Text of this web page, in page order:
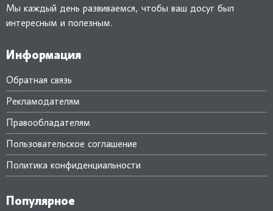
Мы каждый день развиваемся, чтобы ваш досуг был
интересным и полезным.
Информация
Обратная связь
Рекламодателям
Правообладателям
Пользовательское соглашение
Политика конфиденциальности
Популярное